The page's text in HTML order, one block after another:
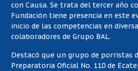
con Causa. Se trata del tercer año
Fundación tiene presencia en este
inicio de las competencias en
colaboradores de Grupo BAL.
Destacó que un grupo de porristas
Preparatoria Oficial No. 110 de